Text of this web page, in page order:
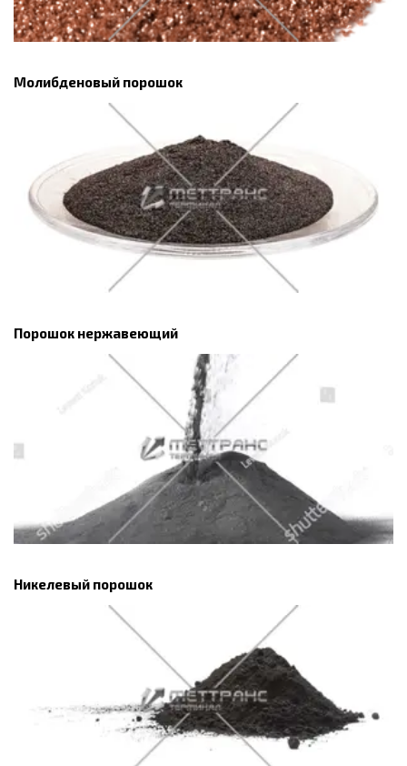
Молибденовый порошок
Порошок нержавеющий
Никелевый порошок